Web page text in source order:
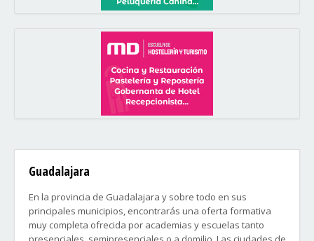
Guadalajara
En la provincia de Guadalajara y sobre todo en sus
principales municipios, encontrarás una oferta formativa
muy completa ofrecida por academias y escuelas tanto